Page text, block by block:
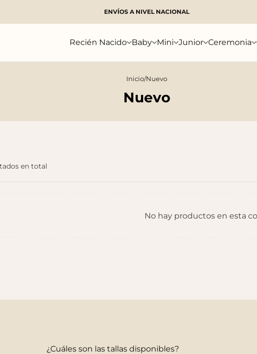
ENVÍOS A NIVEL NACIONAL
Recién Nacido Baby Mini Junior Ceremonia
Inicio/Nuevo
Nuevo
en total
No hay productos en esta
¿Cuáles son las tallas disponibles?
Buscar